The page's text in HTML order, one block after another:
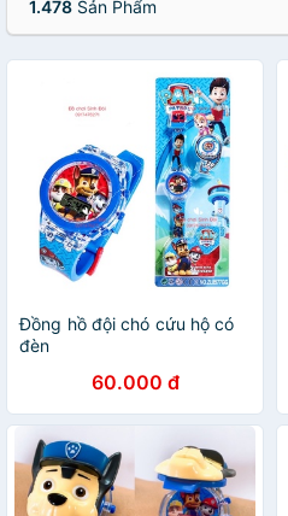
1.478 Sản Phẩm
Đồng hồ đội chó cứu hộ có
đèn
60.000 đ